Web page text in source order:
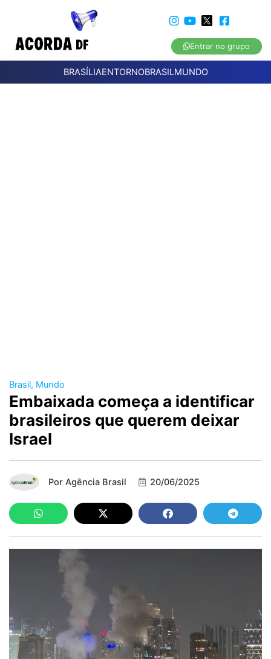
Entrar no grupo
BRASÍLIAENTORNOBRASILMUNDO
Brasil, Mundo
Embaixada começa a identificar
brasileiros que querem deixar
Israel
Por Agência Brasil 20/06/2025